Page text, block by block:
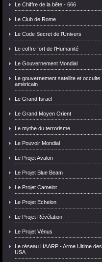
Le Chiffre de la bête - 666
Le Club de Rome
Le Code Secret de l'Univers
Le coffre fort de l'Humanité
Le Gouvernement Mondial
Le gouvernement satellite et occulte
américain
Le Grand Israël
Le Grand Moyen Orient
Le mythe du terrorisme
Le Pouvoir Mondial
Le Projet Avalon
Le Projet Blue Beam
Le Projet Camelot
Le Projet Echelon
Le Projet Révélation
Le Projet Vénus
Le réseau HAARP - Arme Ultime des
USA